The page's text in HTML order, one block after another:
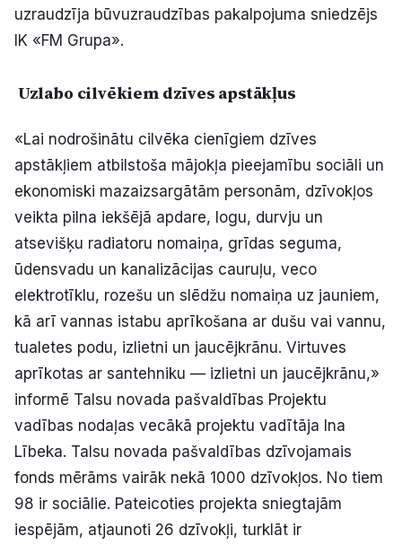
uzraudzīja būvuzraudzības pakalpojuma sniedzējs
IK «FM Grupa».
Uzlabo cilvēkiem dzīves apstākļus
«Lai nodrošinātu cilvēka cienīgiem dzīves
apstākļiem atbilstoša mājokļa pieejamību sociāli un
ekonomiski mazaizsargātām personām, dzīvokļos
veikta pilna iekšējā apdare, logu, durvju un
atsevišķu radiatoru nomaiņa, grīdas seguma,
ūdensvadu un kanalizācijas cauruļu, veco
elektrotīklu, rozešu un slēdžu nomaiņa uz jauniem,
kā arī vannas istabu aprīkošana ar dušu vai vannu,
tualetes podu, izlietni un jaucējkrānu. Virtuves
aprīkotas ar santehniku — izlietni un jaucējkrānu,»
informē Talsu novada pašvaldības Projektu
vadības nodaļas vecākā projektu vadītāja Ina
Lībeka. Talsu novada pašvaldības dzīvojamais
fonds mērāms vairāk nekā 1000 dzīvokļos. No tiem
98 ir sociālie. Pateicoties projekta sniegtajām
iespējām, atjaunoti 26 dzīvokļi, turklāt ir